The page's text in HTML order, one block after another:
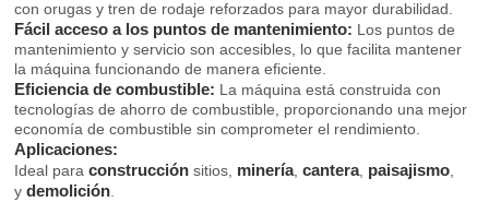
con orugas y tren de rodaje reforzados para mayor durabilidad.
Fácil acceso a los puntos de mantenimiento: Los puntos de
mantenimiento y servicio son accesibles, lo que facilita mantener
la máquina funcionando de manera eficiente.
Eficiencia de combustible: La máquina está construida con
tecnologías de ahorro de combustible, proporcionando una mejor
economía de combustible sin comprometer el rendimiento.
Aplicaciones:
Ideal paraconstrucción sitios, minería,cantera, paisajismo,
ydemolición.